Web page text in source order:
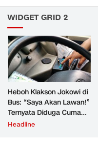
WIDGET GRID 2
Heboh Klakson Jokowi di
Bus: “Saya Akan Lawan!”
Ternyata Diduga Cuma
Mainan Editan
Headline